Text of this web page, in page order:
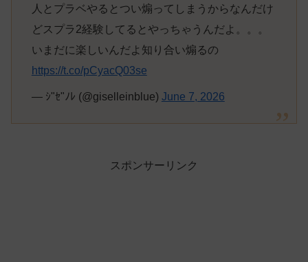
人とプラベやるとつい煽ってしまうからなんだけ
どスプラ2経験してるとやっちゃうんだよ。。。
いまだに楽しいんだよ知り合い煽るの
https://t.co/pCyacQ03se
— ｼ"ｾ"ﾉﾚ (@giselleinblue) June 7, 2026
スポンサーリンク